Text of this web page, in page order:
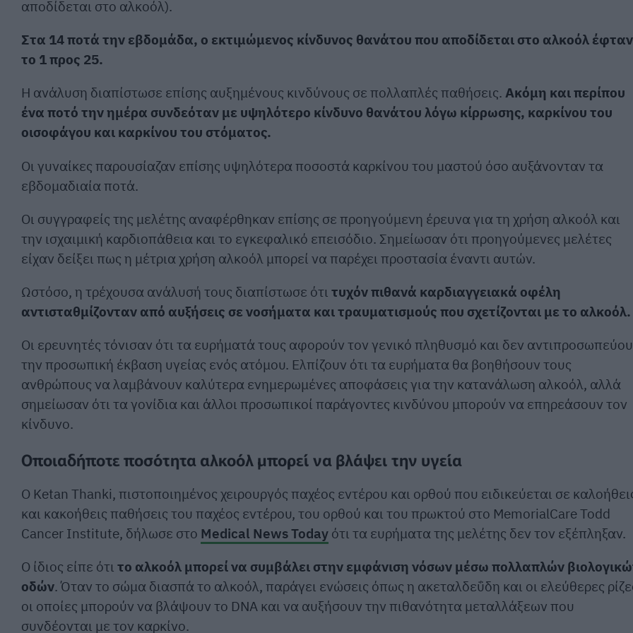
αποδίδεται στο αλκοόλ).
Στα 14 ποτά την εβδομάδα, ο εκτιμώμενος κίνδυνος θανάτου που αποδίδεται στο αλκοόλ
το 1 προς 25.
Η ανάλυση διαπίστωσε επίσης αυξημένους κινδύνους σε πολλαπλές παθήσεις. Ακόμη και περίπου
ένα ποτό την ημέρα συνδεόταν με υψηλότερο κίνδυνο θανάτου λόγω κίρρωσης, καρκίνου του
οισοφάγου και καρκίνου του στόματος.
Οι γυναίκες παρουσίαζαν επίσης υψηλότερα ποσοστά καρκίνου του μαστού όσο αυξάνονταν τα
εβδομαδιαία ποτά.
Οι συγγραφείς της μελέτης αναφέρθηκαν επίσης σε προηγούμενη έρευνα για τη χρήση αλκοόλ και
την ισχαιμική καρδιοπάθεια και το εγκεφαλικό επεισόδιο. Σημείωσαν ότι προηγούμενες μελέτες
είχαν δείξει πως η μέτρια χρήση αλκοόλ μπορεί να παρέχει προστασία έναντι αυτών.
Ωστόσο, η τρέχουσα ανάλυσή τους διαπίστωσε ότι τυχόν πιθανά καρδιαγγειακά οφέλη
αντισταθμίζονταν από αυξήσεις σε νοσήματα και τραυματισμούς που σχετίζονται με το αλκοόλ.
Οι ερευνητές τόνισαν ότι τα ευρήματά τους αφορούν τον γενικό πληθυσμό και δεν
την προσωπική έκβαση υγείας ενός ατόμου. Ελπίζουν ότι τα ευρήματα θα βοηθήσουν τους
ανθρώπους να λαμβάνουν καλύτερα ενημερωμένες αποφάσεις για την κατανάλωση αλκοόλ, αλλά
σημείωσαν ότι τα γονίδια και άλλοι προσωπικοί παράγοντες κινδύνου μπορούν να επηρεάσουν τον
κίνδυνο.
Οποιαδήποτε ποσότητα αλκοόλ μπορεί να βλάψει την υγεία
Ο Ketan Thanki, πιστοποιημένος χειρουργός παχέος εντέρου και ορθού που ειδικεύεται σε
και κακοήθεις παθήσεις του παχέος εντέρου, του ορθού και του πρωκτού στο MemorialCare Todd
Cancer Institute, δήλωσε στο Medical News Today ότι τα ευρήματα της μελέτης δεν τον εξέπληξαν.
Ο ίδιος είπε ότι το αλκοόλ μπορεί να συμβάλει στην εμφάνιση νόσων μέσω πολλαπλών
οδών. Όταν το σώμα διασπά το αλκοόλ, παράγει ενώσεις όπως η ακεταλδεΰδη και οι ελεύθερες
οι οποίες μπορούν να βλάψουν το DNA και να αυξήσουν την πιθανότητα μεταλλάξεων που
συνδέονται με τον καρκίνο.